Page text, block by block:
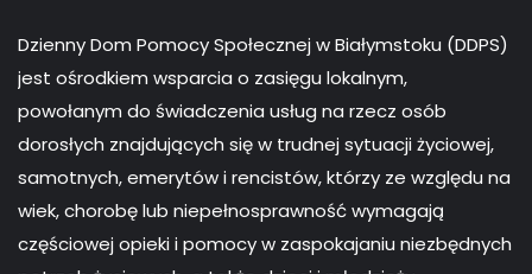
Dzienny Dom Pomocy Społecznej w Białymstoku (DDPS)
jest ośrodkiem wsparcia o zasięgu lokalnym,
powołanym do świadczenia usług na rzecz osób
dorosłych znajdujących się w trudnej sytuacji życiowej,
samotnych, emerytów i rencistów, którzy ze względu na
wiek, chorobę lub niepełnosprawność wymagają
częściowej opieki i pomocy w zaspokajaniu niezbędnych